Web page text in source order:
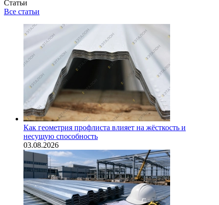
Статьи
Все статьи
Как геометрия профлиста влияет на жёсткость и
несущую способность
03.08.2026